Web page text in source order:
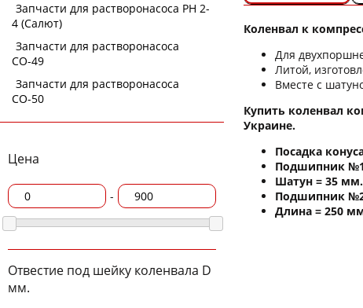
Запчасти для растворонасоса РН 2-
4 (Салют)
Запчасти для растворонасоса
СО-49
Запчасти для растворонасоса
СО-50
Цена
-
Отвестие под шейку коленвала D
мм.
Коленвал к
Для
Литой,
Вместе с
Купить коленвал
Украине.
Посадка
Подшипник
Шатун = 35 мм.
Подшипник
Длина = 250